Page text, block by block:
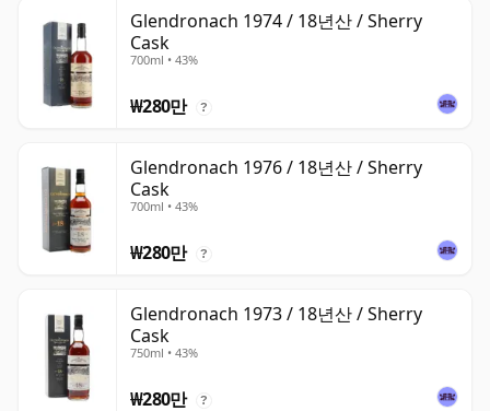
Glendronach 1974 / 18년산 / Sherry
Cask
700ml • 43%
₩280만 ?
Glendronach 1976 / 18년산 / Sherry
Cask
700ml • 43%
₩280만 ?
Glendronach 1973 / 18년산 / Sherry
Cask
750ml • 43%
₩280만 ?